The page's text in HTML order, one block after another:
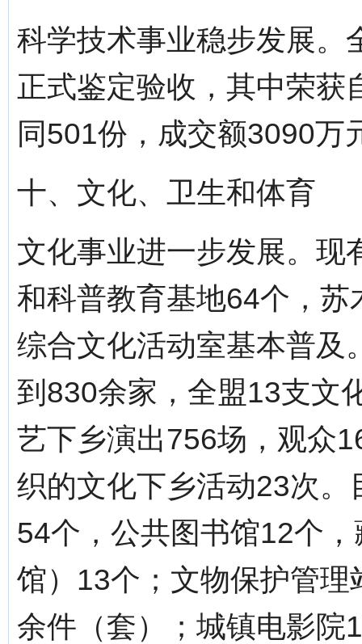
科学技术事业稳步发展。
正式鉴定验收，其中荣获
同501份，成交额3090万
十、文化、卫生和体育
文化事业进一步发展。现
和科普教育基地64个，
综合文化活动室基本普及
到830余家，全盟13支文
艺下乡演出756场，观众
织的文化下乡活动23次
54个，公共图书馆12个
馆）13个；文物保护管
余件（套）；城镇电影院